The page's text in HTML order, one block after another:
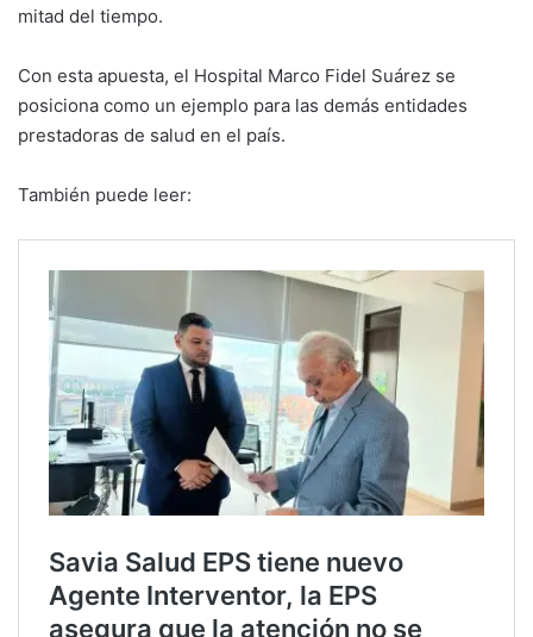
mitad del tiempo.
Con esta apuesta, el Hospital Marco Fidel Suárez se
posiciona como un ejemplo para las demás entidades
prestadoras de salud en el país.
También puede leer: